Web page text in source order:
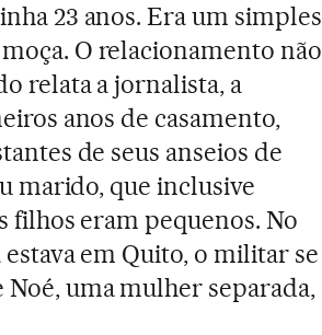
23 anos. Era um simples
O relacionamento não
relata a jornalista, a
anos de casamento,
de seus anseios de
marido, que inclusive
filhos eram pequenos. No
em Quito, o militar se
uma mulher separada,